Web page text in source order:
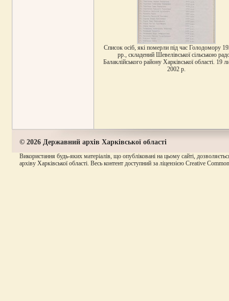
Список осіб, які померли під час Голодомору
рр., складений Шевелівської сільською
Балаклійського району Харківської області. 19
2002 р.
© 2026 Державний архів Харківської області
Використання будь-яких матеріалів, що опубліковані на цьому сайті,
архіву Харківської області. Весь контент доступний за ліцензією Creative